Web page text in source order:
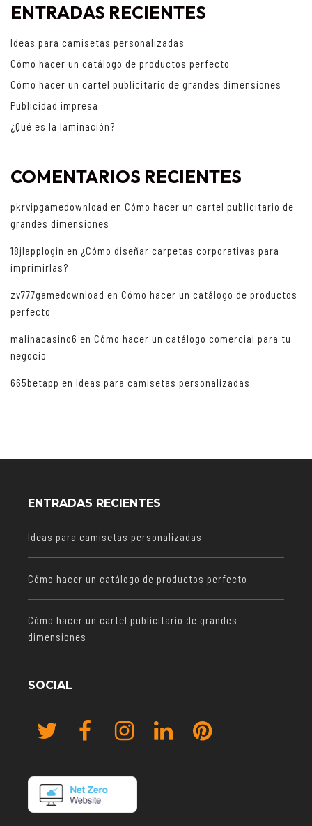
ENTRADAS RECIENTES
Ideas para camisetas personalizadas
Cómo hacer un catálogo de productos perfecto
Cómo hacer un cartel publicitario de grandes dimensiones
Publicidad impresa
¿Qué es la laminación?
COMENTARIOS RECIENTES
pkrvipgamedownload en Cómo hacer un cartel publicitario de
grandes dimensiones
18jlapplogin en ¿Cómo diseñar carpetas corporativas para
imprimirlas?
zv777gamedownload en Cómo hacer un catálogo de productos
perfecto
malinacasino6 en Cómo hacer un catálogo comercial para tu
negocio
665betapp en Ideas para camisetas personalizadas
ENTRADAS RECIENTES
Ideas para camisetas personalizadas
Cómo hacer un catálogo de productos perfecto
Cómo hacer un cartel publicitario de grandes
dimensiones
SOCIAL